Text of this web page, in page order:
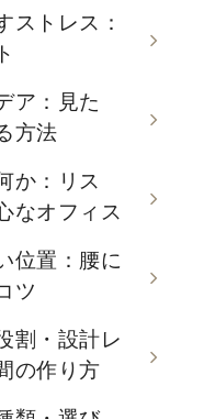
ストレス：
ア：見た
方法
か：リス
なオフィス
位置：腰に
ツ
割・設計レ
の作り方